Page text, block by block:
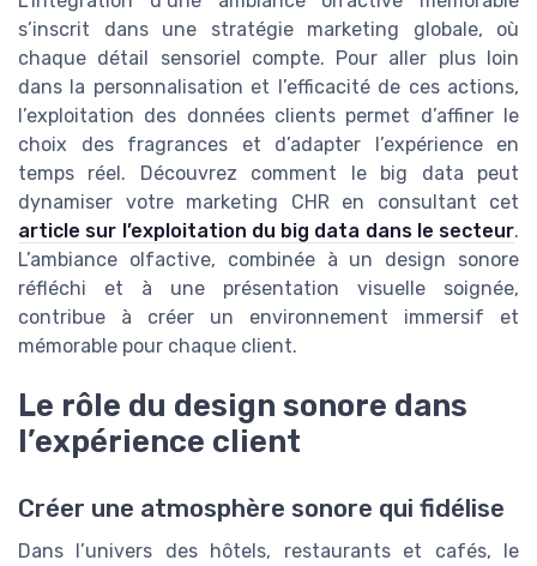
s’inscrit dans une stratégie marketing globale, où
chaque détail sensoriel compte. Pour aller plus loin
dans la personnalisation et l’efficacité de ces actions,
l’exploitation des données clients permet d’affiner le
choix des fragrances et d’adapter l’expérience en
temps réel. Découvrez comment le big data peut
dynamiser votre marketing CHR en consultant cet
article sur l’exploitation du big data dans le secteur.
L’ambiance olfactive, combinée à un design sonore
réfléchi et à une présentation visuelle soignée,
contribue à créer un environnement immersif et
mémorable pour chaque client.
Le rôle du design sonore dans
l’expérience client
Créer une atmosphère sonore qui fidélise
Dans l’univers des hôtels, restaurants et cafés, le